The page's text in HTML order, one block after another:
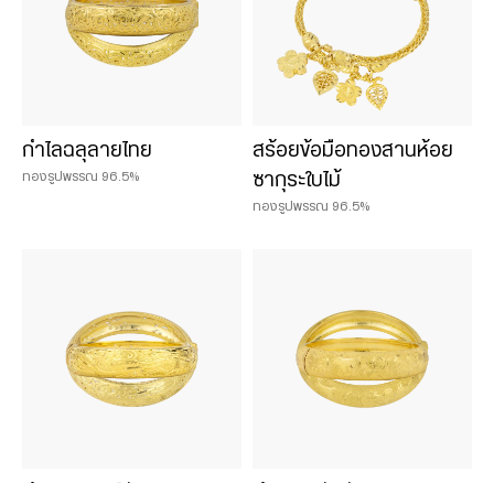
กำไลฉลุลายไทย
ทองรูปพรรณ 96.5%
สร้อยข้อมือทองสานห้อย
ซากุระใบไม้
ทองรูปพรรณ 96.5%